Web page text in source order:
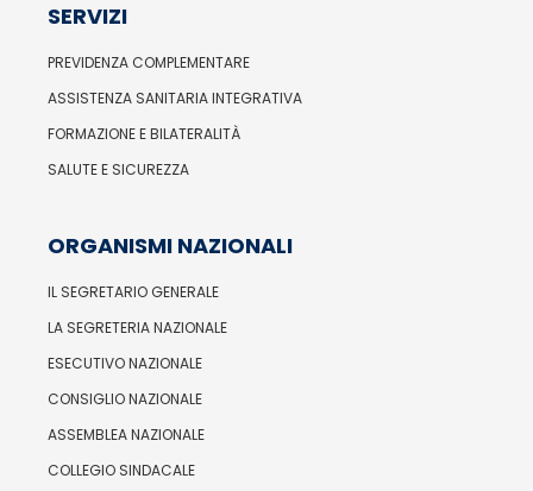
SERVIZI
PREVIDENZA COMPLEMENTARE
ASSISTENZA SANITARIA INTEGRATIVA
FORMAZIONE E BILATERALITÀ
SALUTE E SICUREZZA
ORGANISMI NAZIONALI
IL SEGRETARIO GENERALE
LA SEGRETERIA NAZIONALE
ESECUTIVO NAZIONALE
CONSIGLIO NAZIONALE
ASSEMBLEA NAZIONALE
COLLEGIO SINDACALE